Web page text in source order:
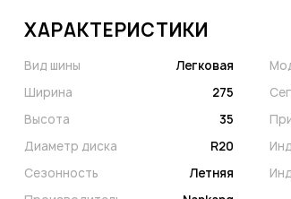
ХАРАКТЕРИСТИКИ
Вид шины
Легковая
Ширина
275
Высота
35
Диаметр диска
R20
Сезонность
Летняя